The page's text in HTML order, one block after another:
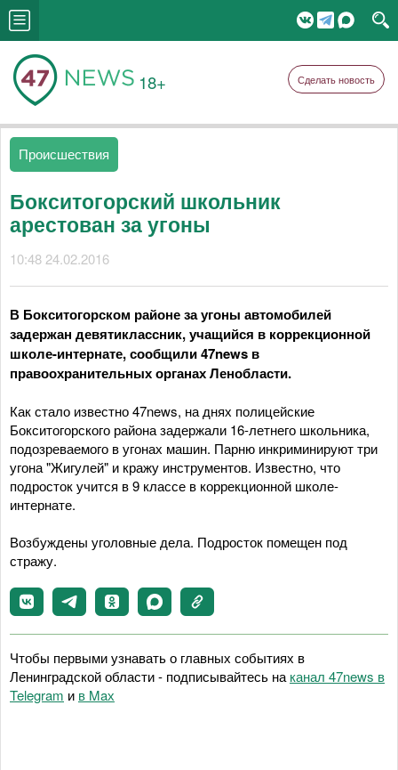
18+ Сделать новость
Происшествия
Бокситогорский школьник
арестован за угоны
10:48 24.02.2016
В Бокситогорском районе за угоны автомобилей
задержан девятиклассник, учащийся в коррекционной
школе-интернате, сообщили 47news в
правоохранительных органах Ленобласти.
Как стало известно 47news, на днях полицейские
Бокситогорского района задержали 16-летнего школьника,
подозреваемого в угонах машин. Парню инкриминируют три
угона "Жигулей" и кражу инструментов. Известно, что
подросток учится в 9 классе в коррекционной школе-
интернате.
Возбуждены уголовные дела. Подросток помещен под
стражу.
Чтобы первыми узнавать о главных событиях в
Ленинградской области - подписывайтесь на канал 47news в
Telegram и в Maх